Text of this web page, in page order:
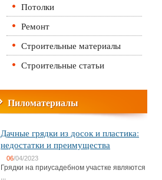
Потолки
Ремонт
Строительные материалы
Строительные статьи
Пиломатериалы
Дачные грядки из досок и пластика:
недостатки и преимущества
06/04/2023
Грядки на приусадебном участке являются
...